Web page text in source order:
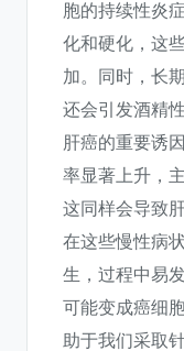
胞的持续性炎
化和硬化，这
加。同时，长
还会引发酒精
肝癌的重要诱
率显著上升，
这同样会导致
在这些慢性病
生，过程中易
可能变成癌细
助于我们采取